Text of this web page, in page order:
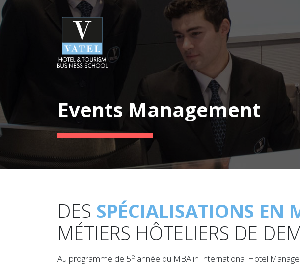
Events Management
DES SPÉCIALISATIONS EN
MÉTIERS HÔTELIERS DE
Au programme de 5e année du MBA in International Hotel